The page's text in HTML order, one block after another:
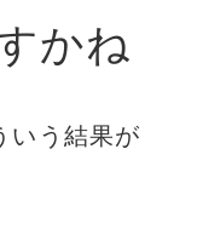
かね
いう結果が